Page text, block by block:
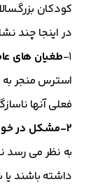
کودکان
در اینجا چند
1- طغیان های
استرس منجر
فعلی آنها
2-مشکل در خواب:
به نظر می رسد
داشته باشند